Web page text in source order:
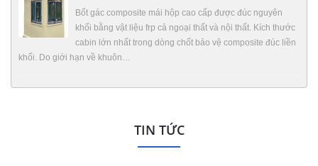
Bốt gác composite mái hộp cao cấp được đúc nguyên
khối bằng vật liệu frp cả ngoại thất và nội thất. Kích thước
cabin lớn nhất trong dòng chốt bảo vệ composite đúc liền
khối. Do giới hạn về khuôn…
TIN TỨC